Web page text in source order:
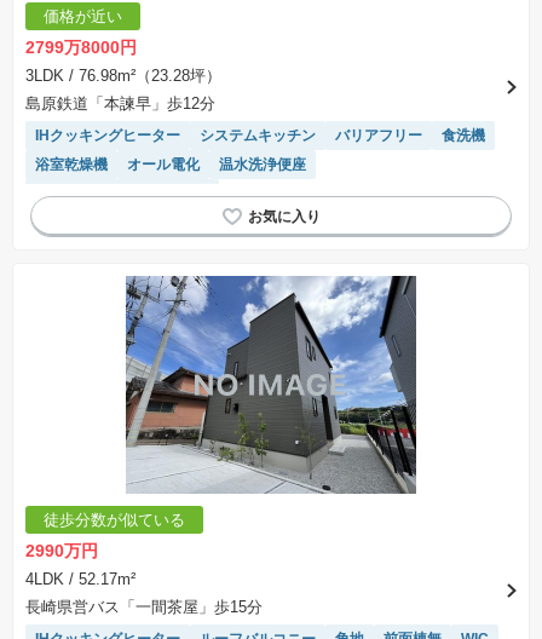
価格が近い
2799万8000円
3LDK / 76.98m²（23.28坪）
島原鉄道「本諫早」歩12分
IHクッキングヒーター システムキッチン バリアフリー
食洗機
浴室乾燥機
オール電化
温水洗浄便座
モニター付きインターホン
徒歩分数が似ている
2990万円
4LDK / 52.17m²
長崎県営バス「一間茶屋」歩15分